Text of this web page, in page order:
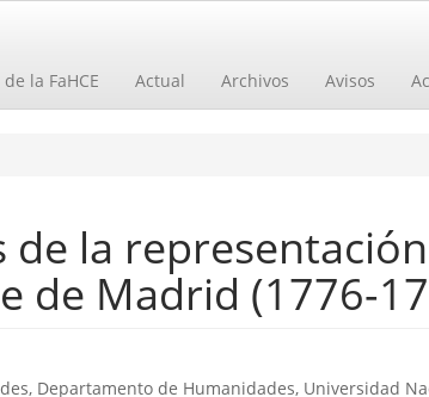
la FaHCE Actual Archivos Avisos
la
de Madrid (1776-
Departamento de Humanidades, Universidad